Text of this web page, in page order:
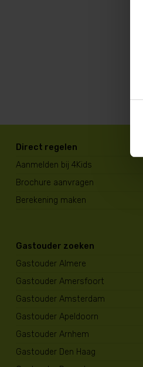
Direct regelen
Aanmelden bij 4Kids
Brochure aanvragen
Berekening maken
Gastouder zoeken
Gastouder Almere
Gastouder Amersfoort
Gastouder Amsterdam
Gastouder Apeldoorn
Gastouder Arnhem
Gastouder Den Haag